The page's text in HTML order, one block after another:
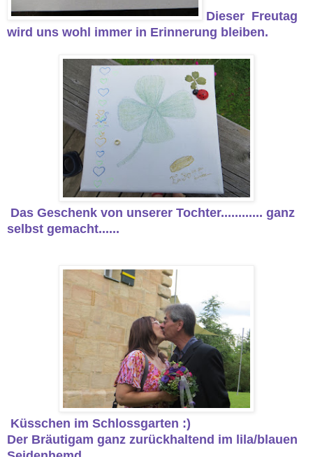
Dieser Freutag
wird uns wohl immer in Erinnerung bleiben.
Das Geschenk von unserer Tochter............ ganz
selbst gemacht......
Küsschen im Schlossgarten :)
Der Bräutigam ganz zurückhaltend im lila/blauen